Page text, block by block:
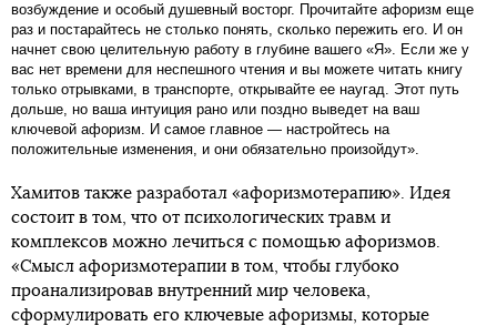
возбуждение и особый душевный восторг. Прочитайте афоризм еще
раз и постарайтесь не столько понять, сколько пережить его. И он
начнет свою целительную работу в глубине вашего «Я». Если же у
вас нет времени для неспешного чтения и вы можете читать книгу
только отрывками, в транспорте, открывайте ее наугад. Этот путь
дольше, но ваша интуиция рано или поздно выведет на ваш
ключевой афоризм. И самое главное — настройтесь на
положительные изменения, и они обязательно произойдут».
Хамитов также разработал «афоризмотерапию». Идея
состоит в том, что от психологических травм и
комплексов можно лечиться с помощью афоризмов.
«Смысл афоризмотерапии в том, чтобы глубоко
проанализировав внутренний мир человека,
сформулировать его ключевые афоризмы, которые